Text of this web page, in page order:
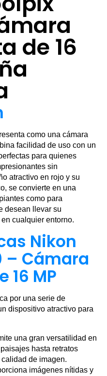
de 16
como una cámara
facilidad de uso con un
para quienes
sin
atractivo en rojo y su
se convierte en una
como para
desean llevar su
cualquier entorno.
Nikon
– Cámara
16 MP
por una serie de
dispositivo atractivo para
una gran versatilidad en
hasta retratos
de imagen.
imágenes nítidas y